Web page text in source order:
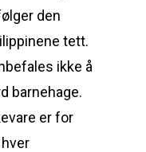
den
tett.
ikke å
barnehage.
er for